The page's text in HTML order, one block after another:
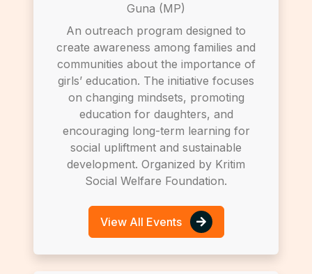
Guna (MP)
An outreach program designed to
create awareness among families and
communities about the importance of
girls’ education. The initiative focuses
on changing mindsets, promoting
education for daughters, and
encouraging long-term learning for
social upliftment and sustainable
development. Organized by Kritim
Social Welfare Foundation.
View All Events